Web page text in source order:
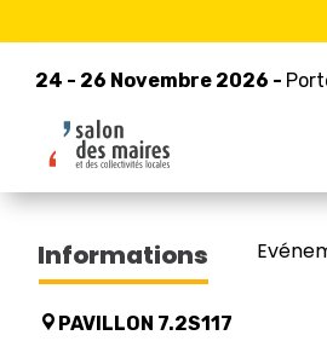
24 - 26 Novembre 2026 -
24 - 26 Novembre 2026 -
Retour à la liste des exposants
SAGELEC TOILETTES
Informations
PAVILLON 7.2S117